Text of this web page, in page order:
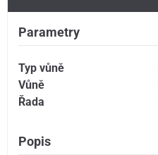
Parametry
Typ vůně
Vůně
Řada
Popis